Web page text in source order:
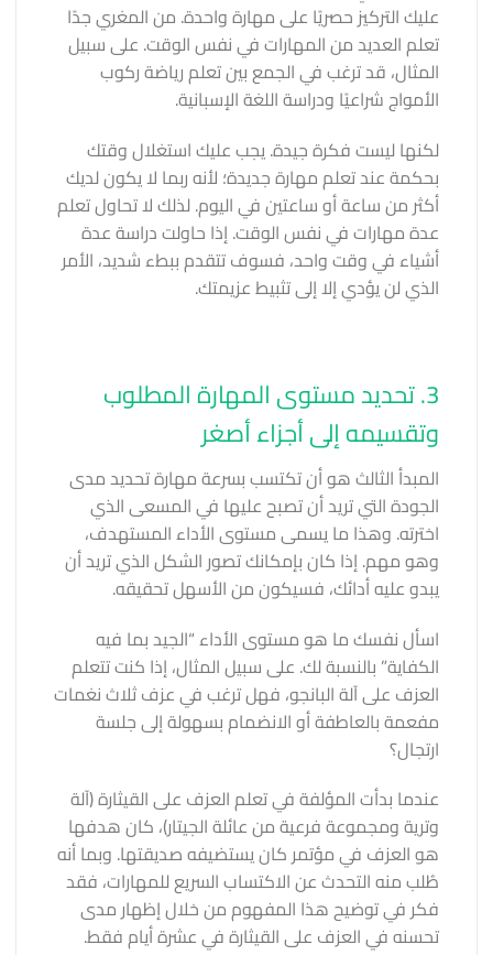
عليك التركيز حصريًا على مهارة واحدة. من المغري جدًا
تعلم العديد من المهارات في نفس الوقت. على سبيل
المثال، قد ترغب في الجمع بين تعلم رياضة ركوب
الأمواج شراعيًا ودراسة اللغة الإسبانية.
لكنها ليست فكرة جيدة. يجب عليك استغلال وقتك
بحكمة عند تعلم مهارة جديدة؛ لأنه ربما لا يكون لديك
أكثر من ساعة أو ساعتين في اليوم. لذلك لا تحاول تعلم
عدة مهارات في نفس الوقت. إذا حاولت دراسة عدة
أشياء في وقت واحد، فسوف تتقدم ببطء شديد، الأمر
الذي لن يؤدي إلا إلى تثبيط عزيمتك.
3. تحديد مستوى المهارة المطلوب
وتقسيمه إلى أجزاء أصغر
المبدأ الثالث هو أن تكتسب بسرعة مهارة تحديد مدى
الجودة التي تريد أن تصبح عليها في المسعى الذي
اخترته. وهذا ما يسمى مستوى الأداء المستهدف،
وهو مهم. إذا كان بإمكانك تصور الشكل الذي تريد أن
يبدو عليه أدائك، فسيكون من الأسهل تحقيقه.
اسأل نفسك ما هو مستوى الأداء “الجيد بما فيه
الكفاية” بالنسبة لك. على سبيل المثال، إذا كنت تتعلم
العزف على آلة البانجو، فهل ترغب في عزف ثلاث نغمات
مفعمة بالعاطفة أو الانضمام بسهولة إلى جلسة
ارتجال؟
عندما بدأت المؤلفة في تعلم العزف على القيثارة (آلة
وترية ومجموعة فرعية من عائلة الجيتار)، كان هدفها
هو العزف في مؤتمر كان يستضيفه صديقتها. وبما أنه
طُلب منه التحدث عن الاكتساب السريع للمهارات، فقد
فكر في توضيح هذا المفهوم من خلال إظهار مدى
تحسنه في العزف على القيثارة في عشرة أيام فقط.